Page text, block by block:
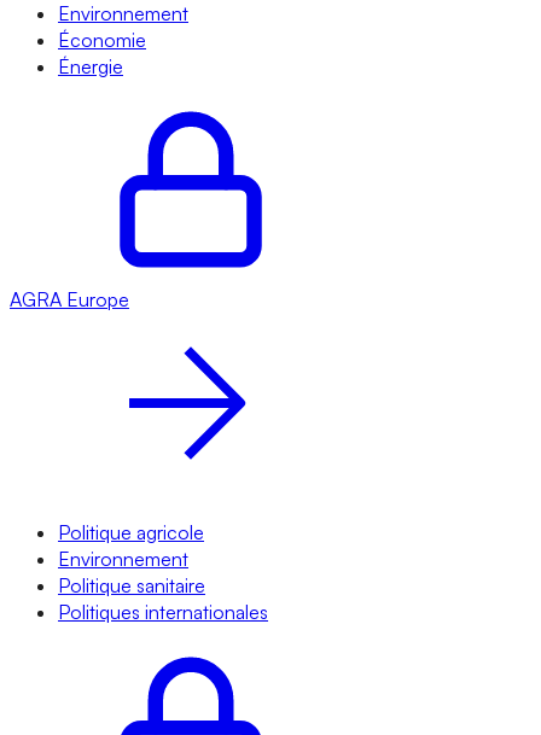
Environnement
Économie
Énergie
AGRA Europe
Politique agricole
Environnement
Politique sanitaire
Politiques internationales